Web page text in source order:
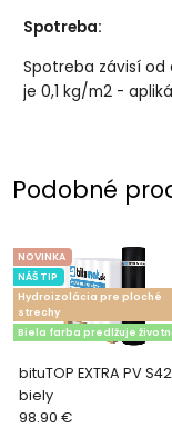
Spotreba:
Spotreba závisí
je 0,1 kg/m2 -
Podobné
bituTOP EXTRA PV S42
biely
NOVINKA
NÁŠ TIP
Hydroizolácia pre ploché
strechy
Biela farba predlžuje
98.90 €